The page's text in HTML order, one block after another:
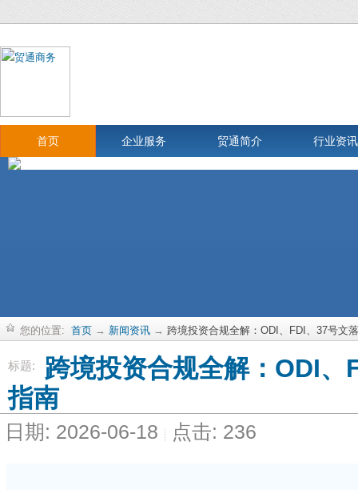
首页 企业服务 贸通简介 行业资讯
您的位置: 首页 → 新闻资讯 → 跨境投资合规全解：ODI、FDI、37号文
标题:
跨境投资合规全解：ODI
指南
日期: 2026-06-18 点击: 236